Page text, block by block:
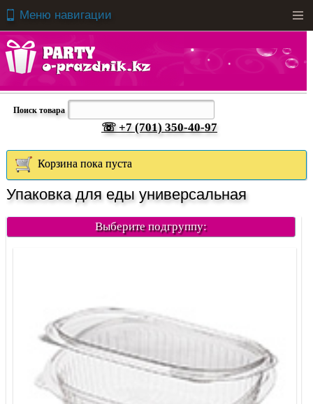
Поиск товара
☏ +7 (701) 350-40-97
Корзина пока пуста
Меню навигации
Упаковка для еды универсальная
Выберите подгруппу: